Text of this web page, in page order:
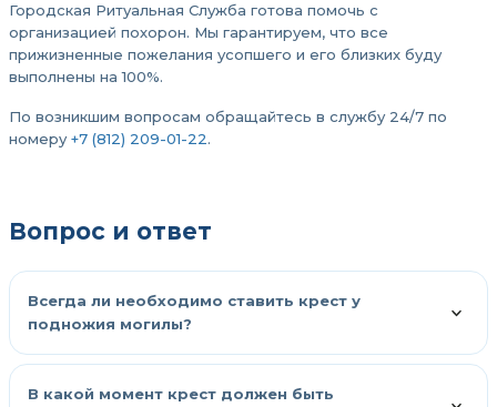
Городская Ритуальная Служба готова помочь с
организацией похорон. Мы гарантируем, что все
прижизненные пожелания усопшего и его близких буду
выполнены на 100%.
По возникшим вопросам обращайтесь в службу 24/7 по
номеру+7 (812) 209-01-22.
Вопрос и ответ
Всегда ли необходимо ставить крест у
подножия могилы?
В какой момент крест должен быть